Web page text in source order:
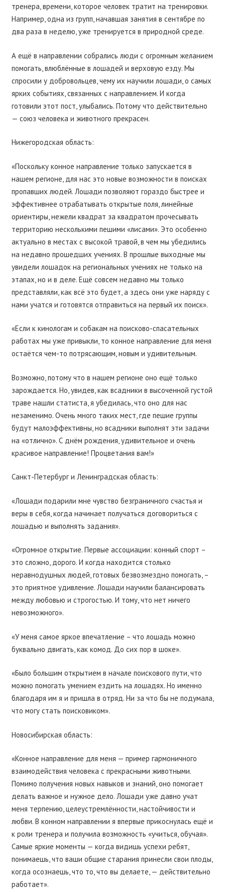
тренера, времени, которое человек тратит на тренировки.
Например, одна из групп, начавшая занятия в сентябре по
два раза в неделю, уже тренируется в природной среде.
А ещё в направлении собрались люди с огромным желанием
помогать, влюблённые в лошадей и верховую езду. Мы
спросили у добровольцев, чему их научили лошади, о самых
ярких событиях, связанных с направлением. И когда
готовили этот пост, улыбались. Потому что действительно
— союз человека и животного прекрасен.
Нижегородская область:
«Поскольку конное направление только запускается в
нашем регионе, для нас это новые возможности в поисках
пропавших людей. Лошади позволяют гораздо быстрее и
эффективнее отрабатывать открытые поля, линейные
ориентиры, нежели квадрат за квадратом прочесывать
территорию несколькими пешими «лисами». Это особенно
актуально в местах с высокой травой, в чем мы убедились
на недавно прошедших учениях. В прошлые выходные мы
увидели лошадок на региональных учениях не только на
этапах, но и в деле. Ещё совсем недавно мы только
представляли, как всё это будет, а здесь они уже наряду с
нами учатся и готовятся отправиться на первый их поиск».
«Если к кинологам и собакам на поисково-спасательных
работах мы уже привыкли, то конное направление для меня
остаётся чем-то потрясающим, новым и удивительным.
Возможно, потому что в нашем регионе оно ещё только
зарождается. Но, увидев, как всадники в высоченной густой
траве нашли статиста, я убедилась, что оно для нас
незаменимо. Очень много таких мест, где пешие группы
будут малоэффективны, но всадники выполнят эти задачи
на «отлично». С днём рождения, удивительное и очень
красивое направление! Процветания вам!»
Санкт-Петербург и Ленинградская область:
«Лошади подарили мне чувство безграничного счастья и
веры в себя, когда начинает получаться договориться с
лошадью и выполнять задания».
«Огромное открытие. Первые ассоциации: конный спорт –
это сложно, дорого. И когда находится столько
неравнодушных людей, готовых безвозмездно помогать, –
это приятное удивление. Лошади научили балансировать
между любовью и строгостью. И тому, что нет ничего
невозможного».
«У меня самое яркое впечатление – что лошадь можно
буквально двигать, как комод. До сих пор в шоке».
«Было большим открытием в начале поискового пути, что
можно помогать умением ездить на лошадях. Но именно
благодаря им я и пришла в отряд. Ни за что бы не подумала,
что могу стать поисковиком».
Новосибирская область:
«Конное направление для меня — пример гармоничного
взаимодействия человека с прекрасными животными.
Помимо получения новых навыков и знаний, оно помогает
делать важное и нужное дело. Лошади уже давно учат
меня терпению, целеустремлённости, настойчивости и
любви. В конном направлении я впервые прикоснулась ещё и
к роли тренера и получила возможность «учиться, обучая».
Самые яркие моменты — когда видишь успехи ребят,
понимаешь, что ваши общие старания принесли свои плоды,
когда осознаешь, что то, что вы делаете, — действительно
работает».